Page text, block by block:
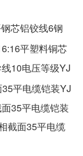
芯铝铰线6钢
平塑料铜芯
10电压等级YJ
平电缆铠装YJ
35平电缆铠装
截面35平电缆